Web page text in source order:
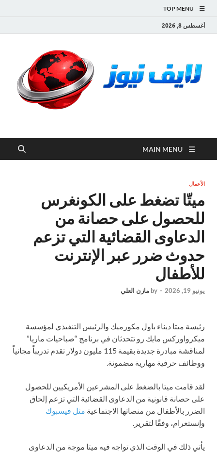
TOP MENU
أغسطس 8, 2026
لايف نيوز
MAIN MENU
الأعمال
ميتّا تضغط على الكونغرس
للحصول على حصانة من
الدعاوى القضائية التي تزعم
حدوث ضرر عبر الإنترنت
للأطفال
يونيو 19, 2026 -
by مازن العلي
رئيسة ميتا ديناء باول مكورميك والرئيس التنفيذي لمؤسسة
ميكرواوركس مايك رو تتحدثان في برنامج “صباحيات ماريا”
لمناقشة مبادرة جديدة بقيمة 115 مليون دولار تقدم تدريباً مجانياً
ووظائف حرفية مهارية مضمونة.
لقد قامت ميتا بالضغط على المشرعين الأمريكيين للحصول
على حصانة قانونية من الدعاوى القضائية التي تزعم إلحاق
الضرر بالأطفال من منصاتها الاجتماعية مثل فيسبوك
وإنستغرام، وفقًا لتقرير.
يأتي ذلك في الوقت الذي تواجه فيه ميتا موجة من الدعاوى